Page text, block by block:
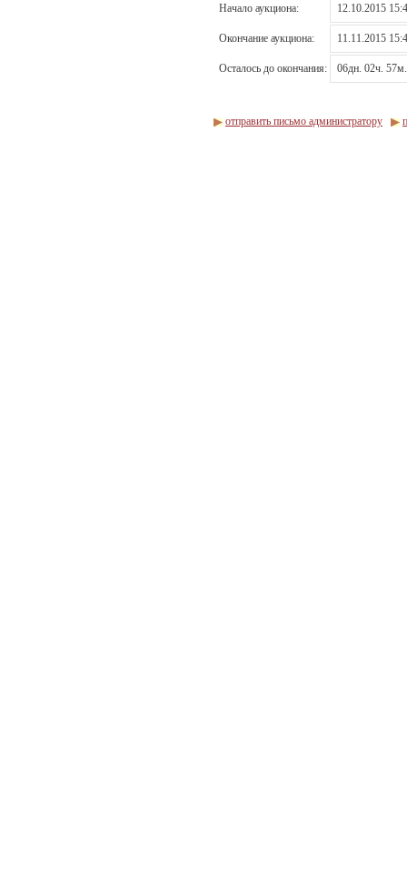
Начало аукциона: 12.10.2015
Окончание аукциона: 11.11.2015
Осталось до окончания: 06дн. 02ч. 57м.
отправить письмо администратору